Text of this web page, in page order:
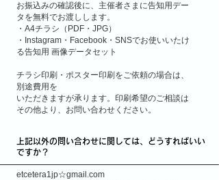
お振込みの確認後に、主催者さまに告知用デー
タを無料でお渡しします。
・A4チラシ（PDF・JPG）
・Instagram・Facebook・SNSでお使いいたけ
る告知用 画像データセット
チラシ印刷・ポスター印刷をご依頼の場合は、
別途費用を
いただきますが承ります。印刷希望のご相談は
その他より、お問い合わせください。
上記以外の問い合わせに関しては、どうすればいい
ですか？
etcetera1jp☆gmail.com